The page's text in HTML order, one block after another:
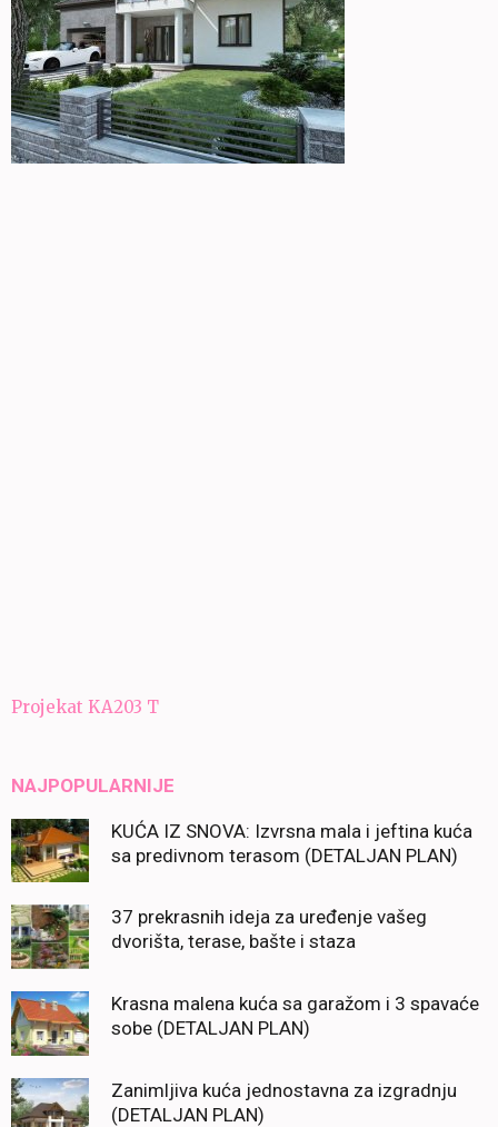
Navigacija
Projekat KA203 T
NAJPOPULARNIJE
KUĆA IZ SNOVA: Izvrsna mala i jeftina kuća
sa predivnom terasom (DETALJAN PLAN)
37 prekrasnih ideja za uređenje vašeg
dvorišta, terase, bašte i staza
Krasna malena kuća sa garažom i 3 spavaće
sobe (DETALJAN PLAN)
Zanimljiva kuća jednostavna za izgradnju
(DETALJAN PLAN)